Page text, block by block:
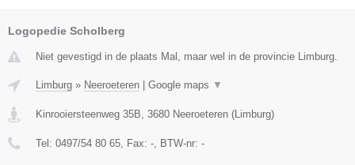
Logopedie Scholberg
Niet gevestigd in de plaats Mal, maar wel in de provincie Limburg.
Limburg » Neeroeteren | Google maps ▼
Kinrooiersteenweg 35B 3680 Neeroeteren (Limburg)
Tel: 0497/54 80 65 , Fax: - , BTW-nr: -